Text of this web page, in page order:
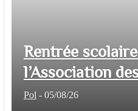
Rentrée
l’Association
Pol - 05/08/26